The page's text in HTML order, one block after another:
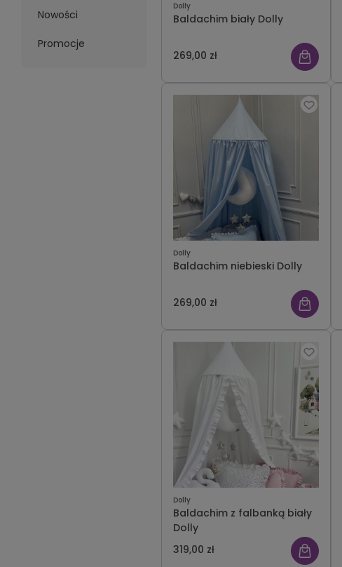
Nowości
Promocje
Dolly
Baldachim biały Dolly
269,00 zł
Dolly
Baldachim niebieski Dolly
269,00 zł
Dolly
Baldachim z falbanką biały
Dolly
319,00 zł